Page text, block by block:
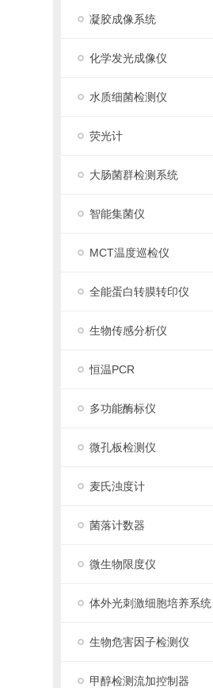
凝胶成像系统
化学发光成像仪
水质细菌检测仪
荧光计
大肠菌群检测系统
智能集菌仪
MCT温度巡检仪
全能蛋白转膜转印仪
生物传感分析仪
恒温PCR
多功能酶标仪
微孔板检测仪
麦氏浊度计
菌落计数器
微生物限度仪
体外光刺激细胞培养系统
生物危害因子检测仪
甲醇检测流加控制器